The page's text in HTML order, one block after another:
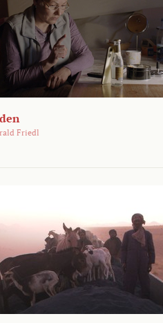
Friedl